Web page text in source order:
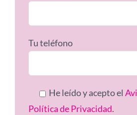
Tu teléfono
He leído y acepto el
Política de Privacidad.